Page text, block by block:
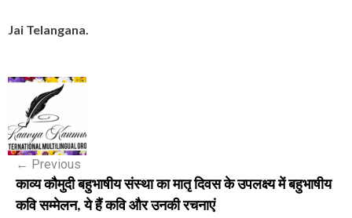
Jai Telangana.
P
s
n
← Previous
काव्य कौमुदी बहुभाषीय संस्था का मातृ दिवस के उपलक्ष्य में बहुभाषीय
कवि सम्मेलन, ये हैं कवि और उनकी रचनाएं